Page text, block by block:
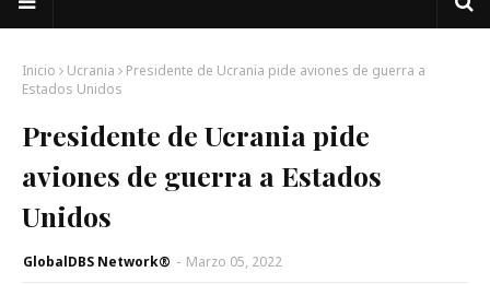
Inicio Ucrania
Presidente de Ucrania pide aviones de guerra a
Estados Unidos
Presidente de Ucrania pide
aviones de guerra a Estados
Unidos
GlobalDBS Network® - Marzo 05, 2022